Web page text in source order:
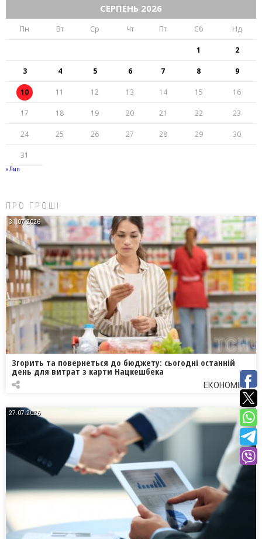
СЕРПЕНЬ 2026
Пн Вт Ср Чт Пт Сб Нд
1 2
3 4 5 6 7 8 9
10 11 12 13 14 15 16
17 18 19 20 21 22 23
24 25 26 27 28 29 30
31
« Лип
ПРО ГРОШІ
31.07.2026
Згорить та повернеться до бюджету: сьогодні останній
день для витрат з карти Нацкешбека
ЕКОНОМІКА
27.07.2026